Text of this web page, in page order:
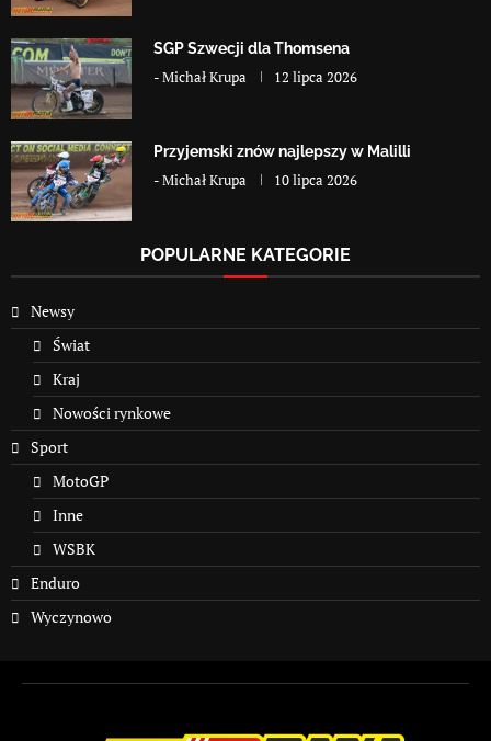
SGP Szwecji dla Thomsena
-Michał Krupa 12 lipca 2026
Przyjemski znów najlepszy w Malilli
-Michał Krupa 10 lipca 2026
POPULARNE KATEGORIE
Newsy
Świat
Kraj
Nowości rynkowe
Sport
MotoGP
Inne
WSBK
Enduro
Wyczynowo